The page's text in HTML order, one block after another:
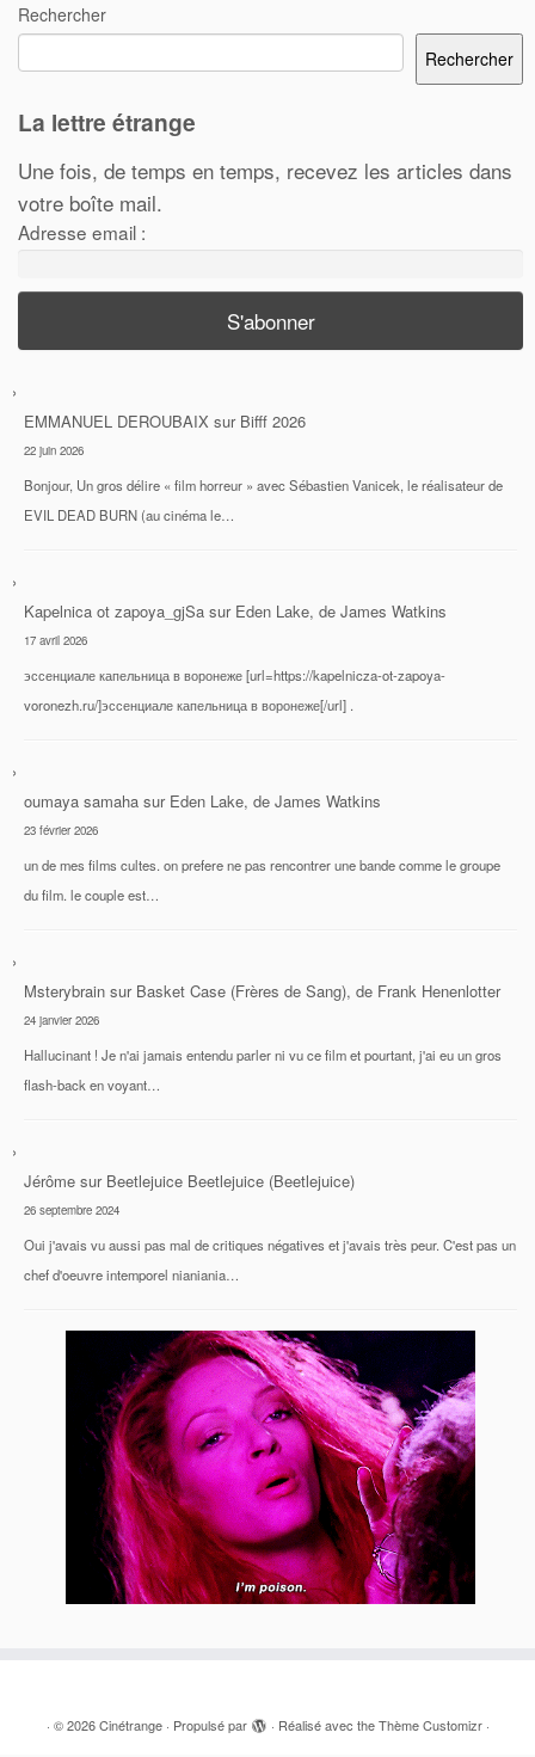
Rechercher
Rechercher
La lettre étrange
Une fois, de temps en temps, recevez les articles dans
votre boîte mail.
Adresse email :
EMMANUEL DEROUBAIX sur Bifff 2026
22 juin 2026
Bonjour, Un gros délire « film horreur » avec Sébastien Vanicek, le réalisateur de
EVIL DEAD BURN (au cinéma le…
Kapelnica ot zapoya_gjSa sur Eden Lake, de James Watkins
17 avril 2026
эссенциале капельница в воронеже [url=https://kapelnicza-ot-zapoya-
voronezh.ru/]эссенциале капельница в воронеже[/url] .
oumaya samaha sur Eden Lake, de James Watkins
23 février 2026
un de mes films cultes. on prefere ne pas rencontrer une bande comme le groupe
du film. le couple est…
Msterybrain sur Basket Case (Frères de Sang), de Frank Henenlotter
24 janvier 2026
Hallucinant ! Je n'ai jamais entendu parler ni vu ce film et pourtant, j'ai eu un gros
flash-back en voyant…
Jérôme sur Beetlejuice Beetlejuice (Beetlejuice)
26 septembre 2024
Oui j'avais vu aussi pas mal de critiques négatives et j'avais très peur. C'est pas un
chef d'oeuvre intemporel nianiania…
· © 2026 Cinétrange· Propulsé par · Réalisé avec theThème Customizr·